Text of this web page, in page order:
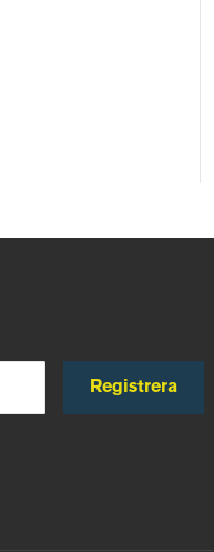
Registrera